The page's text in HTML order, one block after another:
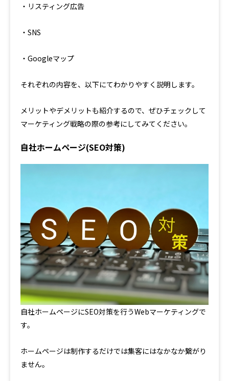
・リスティング広告
・SNS
・Googleマップ
それぞれの内容を、以下にてわかりやすく説明します。
メリットやデメリットも紹介するので、ぜひチェックして
マーケティング戦略の際の参考にしてみてください。
自社ホームページ(SEO対策)
自社ホームページにSEO対策を行うWebマーケティングで
す。
ホームページは制作するだけでは集客にはなかなか繋がり
ません。